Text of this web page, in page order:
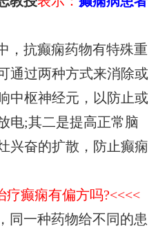
，抗癫痫药物有特殊重
通过两种方式来消除或
中枢神经元，以防止或
电;其二是提高正常脑
兴奋的扩散，防止癫痫
疗癫痫有偏方吗?<<<<
同一种药物给不同的患